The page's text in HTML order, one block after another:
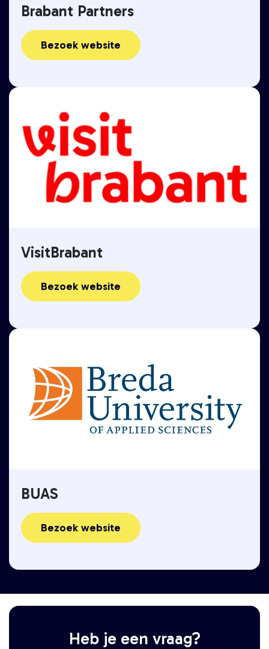
Brabant Partners
Bezoek website
VisitBrabant
Bezoek website
BUAS
Bezoek website
Heb je een vraag?